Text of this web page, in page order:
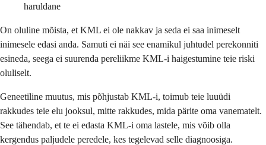
haruldane
On oluline mõista, et KML ei ole nakkav ja seda ei saa inimeselt
inimesele edasi anda. Samuti ei näi see enamikul juhtudel perekonniti
esineda, seega ei suurenda pereliikme KML-i haigestumine teie riski
oluliselt.
Geneetiline muutus, mis põhjustab KML-i, toimub teie luuüdi
rakkudes teie elu jooksul, mitte rakkudes, mida pärite oma vanematelt.
See tähendab, et te ei edasta KML-i oma lastele, mis võib olla
kergendus paljudele peredele, kes tegelevad selle diagnoosiga.